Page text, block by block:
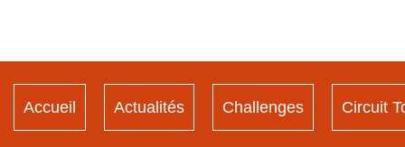
Accueil Actualités Challenges Circuit